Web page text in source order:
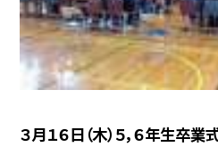
３月１６日（木）５，６年生卒業